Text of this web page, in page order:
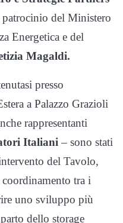
del Ministero
Energetica e del
Magaldi.
presso
a Palazzo Grazioli
rappresentanti
Italiani – sono stati
del Tavolo,
tra i
uno sviluppo più
dello storage